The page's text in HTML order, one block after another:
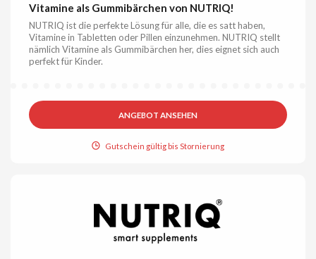
Vitamine als Gummibärchen von NUTRIQ!
NUTRIQ ist die perfekte Lösung für alle, die es satt haben,
Vitamine in Tabletten oder Pillen einzunehmen. NUTRIQ stellt
nämlich Vitamine als Gummibärchen her, dies eignet sich auch
perfekt für Kinder.
ANGEBOT ANSEHEN
Gutschein gültig bis Stornierung